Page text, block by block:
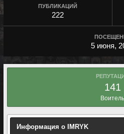
ПУБЛИКАЦИЙ
222
5 июня,
141
Воитель
Информация о IMRYK